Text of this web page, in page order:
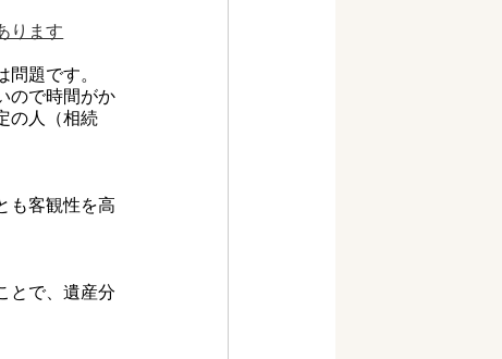
ります
題です。
ので時間がか
の人（相続
も客観性を高
とで、遺産分